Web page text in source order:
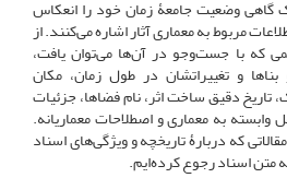
گاهی وضعیت جامعۀ زمان خود را انعکاس
مربوط به معماری آثار اشاره می‌کنند. از
که با جست‌وجو در آن‌ها می‌توان یافت،
و تغییراتشان در طول زمان، مکان
تاریخ دقیق ساخت اثر، نام فضاها، جزئیات
وابسته به معماری و اصطلاحات معماریانه.
که دربارۀ تاریخچه و ویژگی‌های اسناد
اسناد رجوع کرده‌ایم.